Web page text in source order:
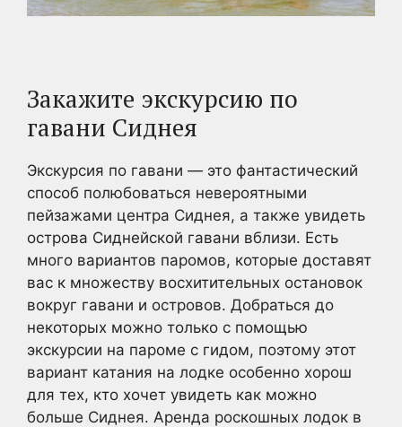
Закажите экскурсию по
гавани Сиднея
Экскурсия по гавани — это фантастический
способ полюбоваться невероятными
пейзажами центра Сиднея, а также увидеть
острова Сиднейской гавани вблизи. Есть
много вариантов паромов, которые доставят
вас к множеству восхитительных остановок
вокруг гавани и островов. Добраться до
некоторых можно только с помощью
экскурсии на пароме с гидом, поэтому этот
вариант катания на лодке особенно хорош
для тех, кто хочет увидеть как можно
больше Сиднея. Аренда роскошных лодок в